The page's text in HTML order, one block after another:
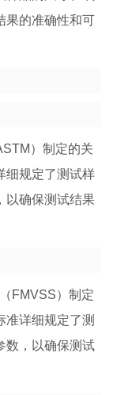
果的准确性和可
）制定的关
细规定了测试样
以确保测试结果
FMVSS）制定
准详细规定了测
数，以确保测试